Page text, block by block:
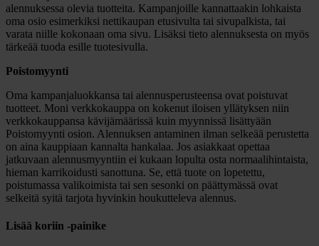
alennuksessa olevia tuotteita. Kampanjoille kannattaakin lohkaista
oma osio esimerkiksi nettikaupan etusivulta tai sivupalkista, tai
varata niille kokonaan oma sivu. Lisäksi tieto alennuksesta on myös
tärkeää tuoda esille tuotesivulla.
Poistomyynti
Oma kampanjaluokkansa tai alennusperusteensa ovat poistuvat
tuotteet. Moni verkkokauppa on kokenut iloisen yllätyksen niin
verkkokauppansa kävijämäärissä kuin myynnissä lisättyään
Poistomyynti osion. Alennuksen antaminen ilman selkeää perustetta
on aina kauppiaan kannalta hankalaa. Jos asiakkaat opettaa
jatkuvaan alennusmyyntiin ei kukaan lopulta osta normaalihintaista,
hieman karrikoidusti sanottuna. Se, että tuote on lopetettu,
poistumassa valikoimista tai sen sesonki on päättymässä ovat
selkeitä syitä tarjota hyvinkin houkutteleva alennus.
Lisää koriin -painike